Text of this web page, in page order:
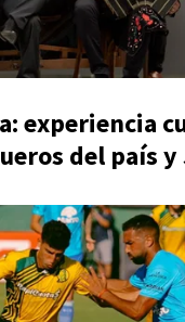
experiencia
del país y